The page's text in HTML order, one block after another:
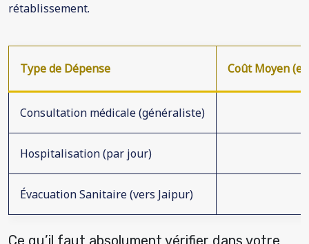
rétablissement.
Type de Dépense Coût Moyen
Consultation médicale (généraliste)
Hospitalisation (par jour)
Évacuation Sanitaire (vers Jaipur)
Ce qu’il faut absolument vérifier dans votre